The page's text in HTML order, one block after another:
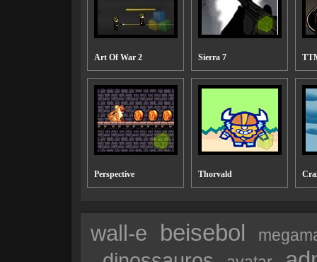
Art Of War 2 Sierra 7
Perspective Thorvald
wall-e beisebol